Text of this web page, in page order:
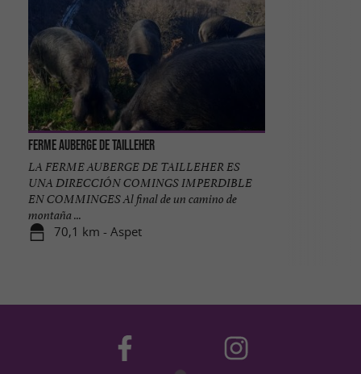
Ferme Auberge de Tailleher
LA FERME AUBERGE DE TAILLEHER ES
UNA DIRECCIÓN COMINGS IMPERDIBLE
EN COMMINGES Al final de un camino de
montaña ...
70,1 km - Aspet